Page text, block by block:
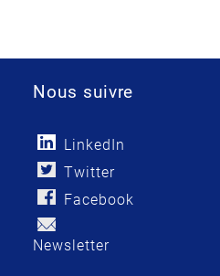
Nous suivre
LinkedIn
Twitter
Facebook
Newsletter